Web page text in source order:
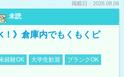
掲載日：2026.08.06
未読
！》倉庫内でもくもくピ
経験OK 大学生歓迎
ブランクOK